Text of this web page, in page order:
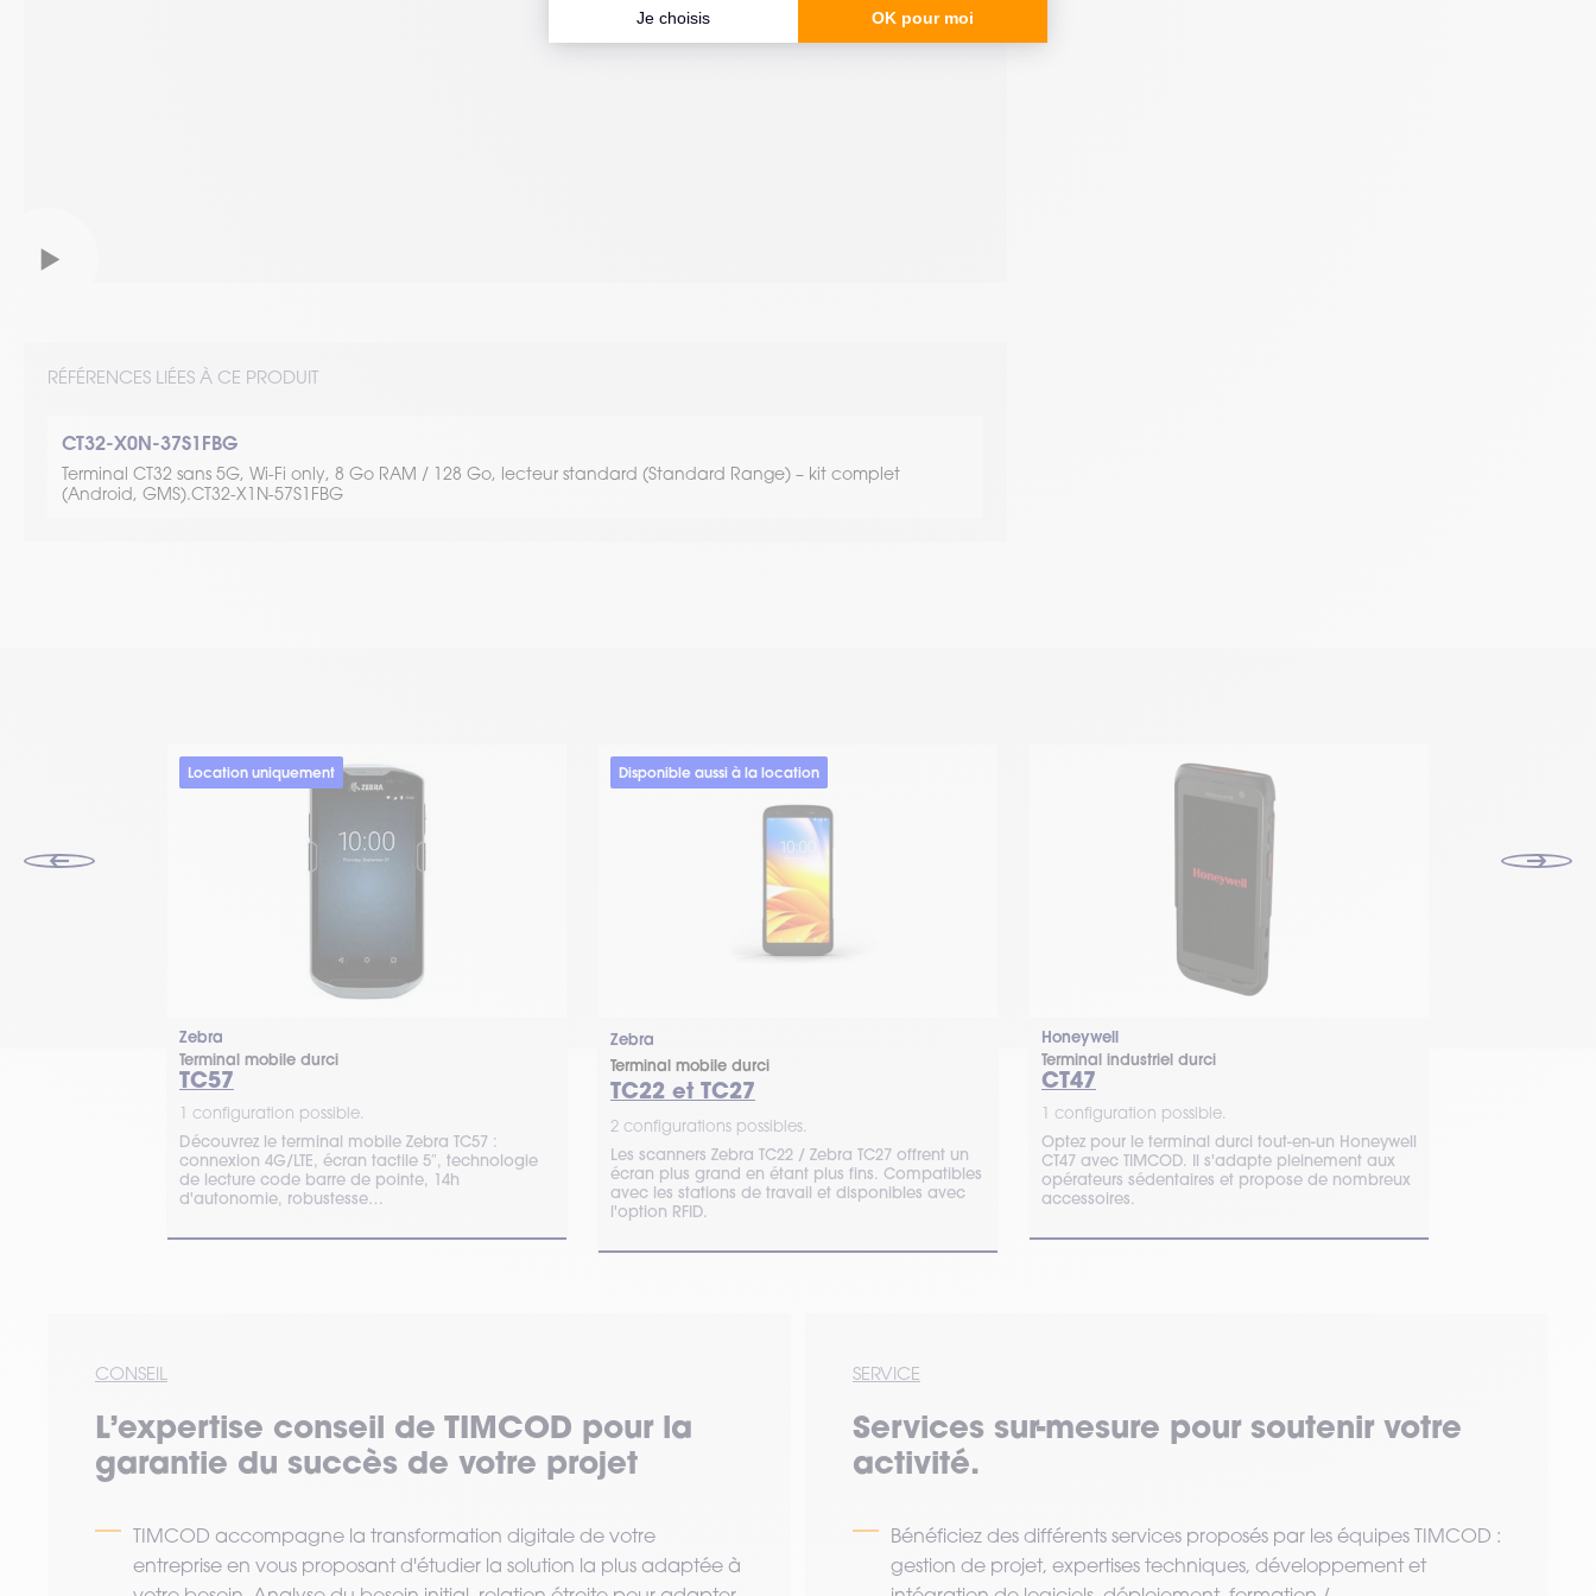
RÉFÉRENCES LIÉES À CE PRODUIT
CT32-X0N-37S1FBG
Terminal CT32 sans 5G, Wi-Fi only, 8 Go RAM / 128 Go, lecteur standard (Standard Range) – kit complet
(Android, GMS).CT32-X1N-57S1FBG
Location uniquement
Zebra
Terminal mobile durci
TC57
1 configuration possible.
Découvrez le terminal mobile Zebra TC57 :
connexion 4G/LTE, écran tactile 5″, technologie
de lecture code barre de pointe, 14h
d'autonomie, robustesse…
Disponible aussi à la location
Zebra
Terminal mobile durci
TC22 et TC27
2 configurations possibles.
Les scanners Zebra TC22 / Zebra TC27 offrent un
écran plus grand en étant plus fins. Compatibles
avec les stations de travail et disponibles avec
l'option RFID.
Honeywell
Terminal industriel durci
CT47
1 configuration possible.
Optez pour le terminal durci tout-en-un Honeywell
CT47 avec TIMCOD. Il s'adapte pleinement aux
opérateurs sédentaires et propose de nombreux
accessoires.
CONSEIL
L’expertise conseil de TIMCOD pour la
garantie du succès de votre projet
TIMCOD accompagne la transformation digitale de votre
entreprise en vous proposant d'étudier la solution la plus adaptée à
SERVICE
Services sur-mesure pour soutenir votre
activité.
Bénéficiez des différents services proposés par les équipes TIMCOD :
gestion de projet, expertises techniques, développement et